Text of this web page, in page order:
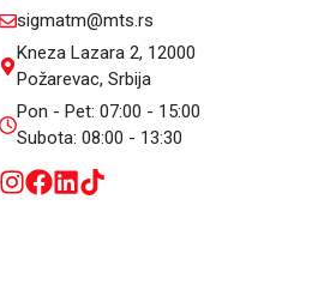
sigmatm@mts.rs
Kneza Lazara 2, 12000
Požarevac, Srbija
Pon - Pet: 07:00 - 15:00
Subota: 08:00 - 13:30